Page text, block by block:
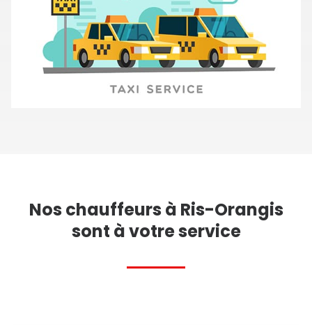
Nos chauffeurs à Ris-Orangis
sont à votre service